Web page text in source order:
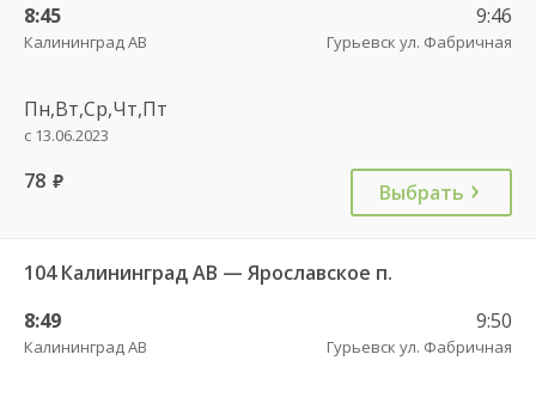
8:45
Калининград АВ
9:46
Гурьевск ул. Фабричная
Пн,Вт,Ср,Чт,Пт
с 13.06.2023
78 руб. Выбрать
104 Калининград АВ — Ярославское п.
8:49
Калининград АВ
9:50
Гурьевск ул. Фабричная